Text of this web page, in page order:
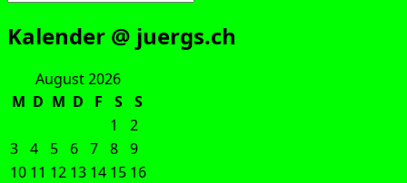
nach:
Kalender @ juergs.ch
August 2026
M D M D F S
S
1
2
3 4 5 6 7 8 9
10 11 12 13 14 15 16